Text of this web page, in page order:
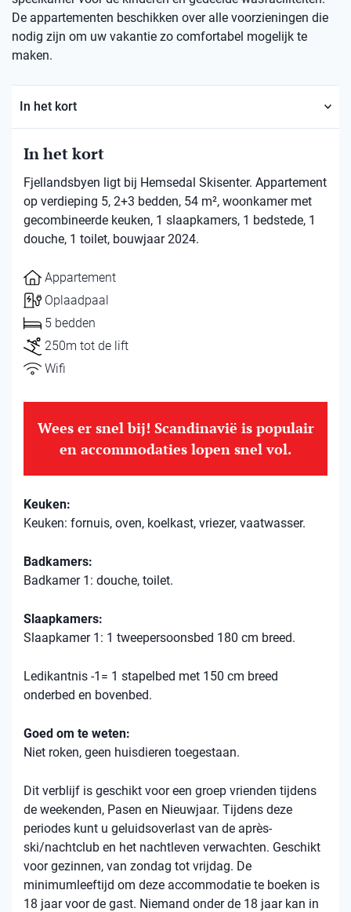
De appartementen beschikken over alle voorzieningen die
nodig zijn om uw vakantie zo comfortabel mogelijk te
maken.
In het kort
In het kort
Fjellandsbyen ligt bij Hemsedal Skisenter. Appartement
op verdieping 5, 2+3 bedden, 54 m², woonkamer met
gecombineerde keuken, 1 slaapkamers, 1 bedstede, 1
douche, 1 toilet, bouwjaar 2024.
Appartement
Oplaadpaal
5 bedden
250m tot de lift
Wifi
Wees er snel bij! Scandinavië is populair
en accommodaties lopen snel vol.
Keuken:
Keuken: fornuis, oven, koelkast, vriezer, vaatwasser.
Badkamers:
Badkamer 1: douche, toilet.
Slaapkamers:
Slaapkamer 1: 1 tweepersoonsbed 180 cm breed.
Ledikantnis -1= 1 stapelbed met 150 cm breed
onderbed en bovenbed.
Goed om te weten:
Niet roken, geen huisdieren toegestaan.
Dit verblijf is geschikt voor een groep vrienden tijdens
de weekenden, Pasen en Nieuwjaar. Tijdens deze
periodes kunt u geluidsoverlast van de après-
ski/nachtclub en het nachtleven verwachten. Geschikt
voor gezinnen, van zondag tot vrijdag. De
minimumleeftijd om deze accommodatie te boeken is
18 jaar voor de gast. Niemand onder de 18 jaar kan in